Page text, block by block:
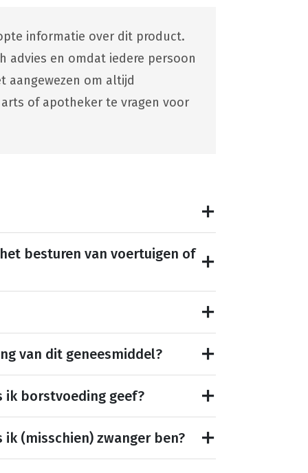
informatie over dit product.
advies en omdat iedere persoon
aangewezen om altijd
of apotheker te vragen voor
besturen van voertuigen of
van dit geneesmiddel?
ik borstvoeding geef?
(misschien) zwanger ben?